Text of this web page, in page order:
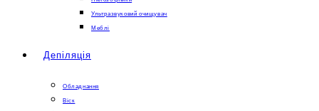
Ультразвуковий очищувач
Меблі
Депіляція
Обладнання
Віск